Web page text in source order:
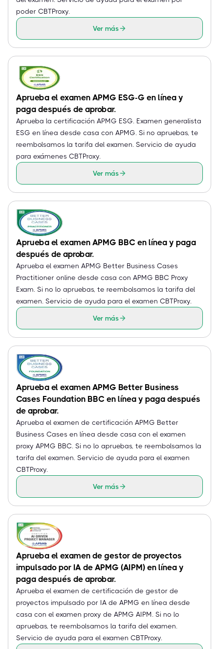
poder CBTProxy.
Ver más
Aprueba el examen APMG ESG-G en línea y
paga después de aprobar.
Aprueba la certificación APMG ESG. Examen generalista
ESG en línea desde casa con APMG. Si no apruebas, te
reembolsamos la tarifa del examen. Servicio de ayuda
para exámenes CBTProxy.
Ver más
Aprueba el examen APMG BBC en línea y paga
después de aprobar.
Aprueba el examen APMG Better Business Cases
Practitioner online desde casa con APMG BBC Proxy
Exam. Si no lo apruebas, te reembolsamos la tarifa del
examen. Servicio de ayuda para el examen CBTProxy.
Ver más
Aprueba el examen APMG Better Business
Cases Foundation BBC en línea y paga después
de aprobar.
Aprueba el examen de certificación APMG Better
Business Cases en línea desde casa con el examen
proxy APMG BBC. Si no lo apruebas, te reembolsamos la
tarifa del examen. Servicio de ayuda para el examen
CBTProxy.
Ver más
Aprueba el examen de gestor de proyectos
impulsado por IA de APMG (AIPM) en línea y
paga después de aprobar.
Aprueba el examen de certificación de gestor de
proyectos impulsado por IA de APMG en línea desde
casa con el examen proxy de APMG AIPM. Si no lo
apruebas, te reembolsamos la tarifa del examen.
Servicio de ayuda para el examen CBTProxy.